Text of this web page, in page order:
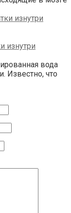
изнутри
вода
Известно, что